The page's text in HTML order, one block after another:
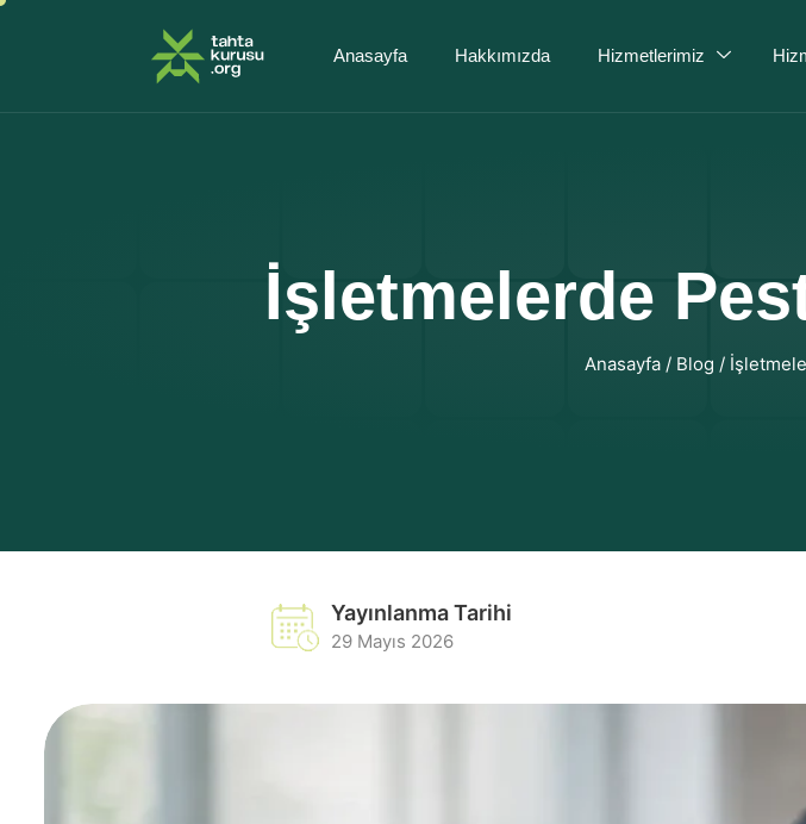
Anasayfa Hakkımızda Hizmetlerimiz
İşletmelerde
Anasayfa / Blog /
Yayınlanma Tarihi
29 Mayıs 2026